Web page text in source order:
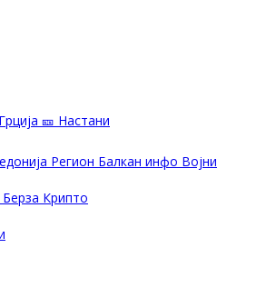
🎫 Настани
Регион Балкан инфо Војни
Берза Крипто